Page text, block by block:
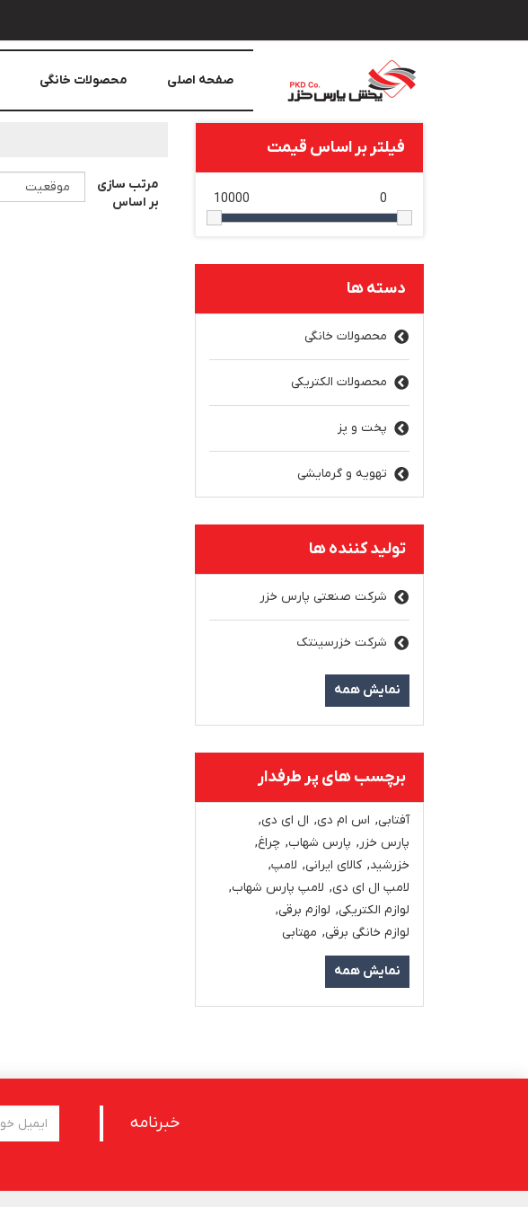
صفحه اصلی محصولات خانگی
فیلتر بر اساس قیمت
0
10000
دسته ها
محصولات خانگی
محصولات الکتریکی
پخت و پز
تهویه و گرمایشی
تولید کننده ها
شرکت صنعتی پارس خزر
شرکت خزرسینتک
نمایش همه
برچسب های پر طرفدار
آفتابی, اس ام دی, ال ای دی,
پارس خزر, پارس شهاب, چراغ,
خزرشید, کالای ایرانی, لامپ,
لامپ ال ای دی, لامپ پارس شهاب,
لوازم الکتریکی, لوازم برقی,
لوازم خانگی برقی, مهتابی
نمایش همه
مرتب سازی
بر اساس
خبرنامه